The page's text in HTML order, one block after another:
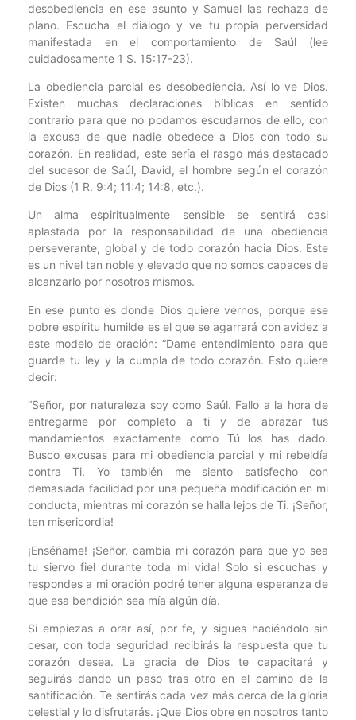
desobediencia en ese asunto y Samuel las rechaza de
plano. Escucha el diálogo y ve tu propia perversidad
manifestada en el comportamiento de Saúl (lee
cuidadosamente 1 S. 15:17-23).
La obediencia parcial es desobediencia. Así lo ve Dios.
Existen muchas declaraciones bíblicas en sentido
contrario para que no podamos escudarnos de ello, con
la excusa de que nadie obedece a Dios con todo su
corazón. En realidad, este sería el rasgo más destacado
del sucesor de Saúl, David, el hombre según el corazón
de Dios (1 R. 9:4; 11:4; 14:8, etc.).
Un alma espiritualmente sensible se sentirá casi
aplastada por la responsabilidad de una obediencia
perseverante, global y de todo corazón hacia Dios. Este
es un nivel tan noble y elevado que no somos capaces de
alcanzarlo por nosotros mismos.
En ese punto es donde Dios quiere vernos, porque ese
pobre espíritu humilde es el que se agarrará con avidez a
este modelo de oración: “Dame entendimiento para que
guarde tu ley y la cumpla de todo corazón. Esto quiere
decir:
“Señor, por naturaleza soy como Saúl. Fallo a la hora de
entregarme por completo a ti y de abrazar tus
mandamientos exactamente como Tú los has dado.
Busco excusas para mi obediencia parcial y mi rebeldía
contra Ti. Yo también me siento satisfecho con
demasiada facilidad por una pequeña modificación en mi
conducta, mientras mi corazón se halla lejos de Ti. ¡Señor,
ten misericordia!
¡Enséñame! ¡Señor, cambia mi corazón para que yo sea
tu siervo fiel durante toda mi vida! Solo si escuchas y
respondes a mi oración podré tener alguna esperanza de
que esa bendición sea mía algún día.
Si empiezas a orar así, por fe, y sigues haciéndolo sin
cesar, con toda seguridad recibirás la respuesta que tu
corazón desea. La gracia de Dios te capacitará y
seguirás dando un paso tras otro en el camino de la
santificación. Te sentirás cada vez más cerca de la gloria
celestial y lo disfrutarás. ¡Que Dios obre en nosotros tanto